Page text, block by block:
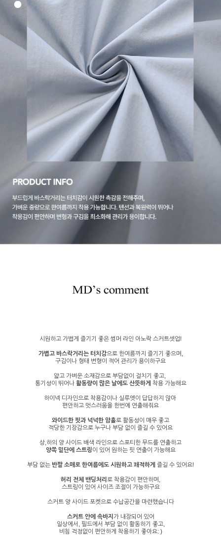
시원하고 가볍게 즐기기 좋은 썸머 라인 아노락 스커트셋업!
가볍고 바스락거리는 터치감으로 한여름까지 즐기기 좋으며,
구김이나 형태 변형이 적어 관리가 용이하구요
얇고 가벼운 소재감으로 부담없이 걸치기 좋고,
통기성이 뛰어나 활동량이 많은 날에도 산뜻하게 착용 가능해요
하이넥 디자인으로 착용감이나 실루엣이 답답하지 않아
편안하고 멋스러움을 한번에 연출해줘요
와이드한 핏과 넉넉한 암홀로 활동성이 매우 좋고
적당한 기장감으로 누구나 부담 없이 즐길 수 있어요
상,하의 양 사이드 배색 라인으로 스포티한 무드를 연출하고
양쪽 밑단에 스트링이 있어 원하는 핏 연출이 가능해요
부담 없는 반팔 소매로 한여름에도 시원하고 쾌적하게 즐길 수 있어요!
허리 전체 밴딩처리 로 착용감이 편안하며,
스트링이 있어 사이즈 조절이 가능하구요
스커트 양 사이드 포켓으로 수납공간을 마련했습니다
스커트 안에 속바지 가 내장되어 있어
일상에서, 필드에서 부담 없이 활동하기 좋고,
비침 걱정없이 편안하게 착용하기 좋아요: )